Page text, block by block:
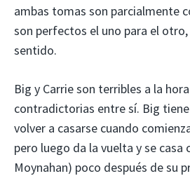
ambas tomas son parcialmente
son perfectos el uno para el otro,
sentido.
Big y Carrie son terribles a la
contradictorias entre sí. Big
volver a casarse cuando
pero luego da la vuelta y se
Moynahan) poco después de su